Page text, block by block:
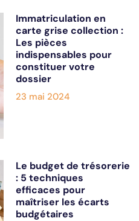
Immatriculation en
carte grise collection :
Les pièces
indispensables pour
constituer votre
dossier
23 mai 2024
Le budget de trésorerie
: 5 techniques
efficaces pour
maîtriser les écarts
budgétaires